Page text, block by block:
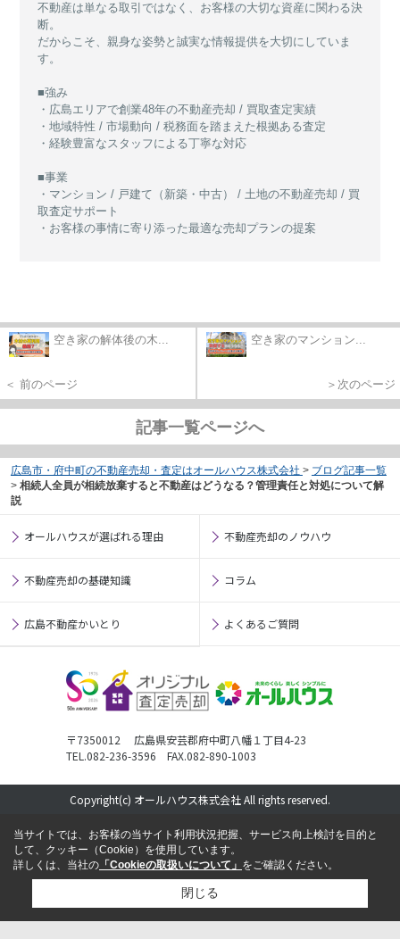
不動産は単なる取引ではなく、お客様の大切な資産に関わる決
断。
だからこそ、親身な姿勢と誠実な情報提供を大切にしていま
す。
■強み
・広島エリアで創業48年の不動産売却 / 買取査定実績
・地域特性 / 市場動向 / 税務面を踏まえた根拠ある査定
・経験豊富なスタッフによる丁寧な対応
■事業
・マンション / 戸建て（新築・中古） / 土地の不動産売却 / 買
取査定サポート
・お客様の事情に寄り添った最適な売却プランの提案
空き家の解体後の木...
＜ 前のページ
空き家のマンション...
＞次のページ
記事一覧ページへ
広島市・府中町の不動産売却・査定はオールハウス株式会社 > ブログ記事一覧
> 相続人全員が相続放棄すると不動産はどうなる？管理責任と対処について解
説
オールハウスが選ばれる理由 不動産売却のノウハウ
不動産売却の基礎知識 コラム
広島不動産かいとり よくあるご質問
〒7350012 広島県安芸郡府中町八幡１丁目4-23
TEL.082-236-3596 FAX.082-890-1003
Copyright(c) オールハウス株式会社 All rights reserved.
当サイトでは、お客様の当サイト利用状況把握、サービス向上検討を目的と
して、クッキー（Cookie）を使用しています。
詳しくは、当社の 「Cookieの取扱いについて」 をご確認ください。
閉じる